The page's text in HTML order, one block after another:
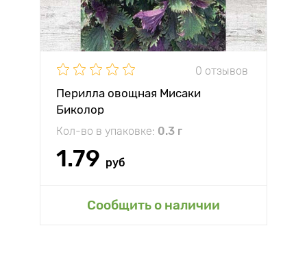
0 отзывов
Перилла овощная Мисаки
Биколор
Кол-во в упаковке: 0.3 г
1.79 руб
Сообщить о наличии